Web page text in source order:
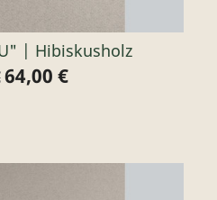
| Hibiskusholz
Preis
64,00 €